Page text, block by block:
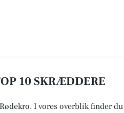
10 SKRÆDDERE
I vores overblik finder